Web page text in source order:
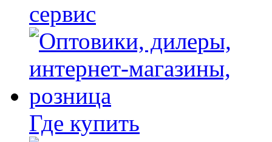
сервис
Где купить